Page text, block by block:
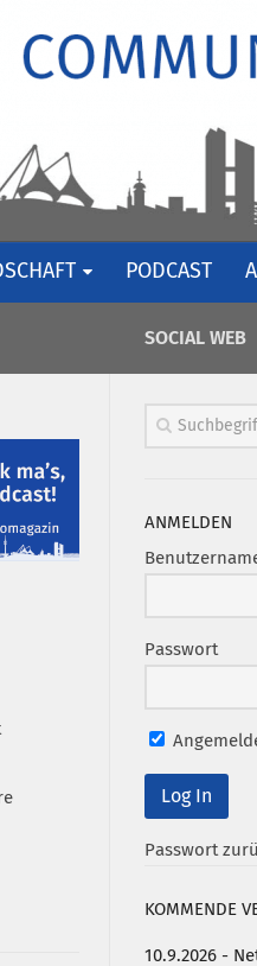
PODCAST
SOCIAL WEB
ANMELDEN
Passwort
Passwort
KOMMENDE
10.9.2026 -